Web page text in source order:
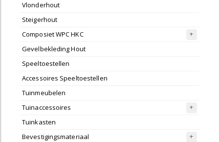
Vlonderhout
Steigerhout
Composiet WPC HKC
Gevelbekleding Hout
Speeltoestellen
Accessoires Speeltoestellen
Tuinmeubelen
Tuinaccessoires
Tuinkasten
Bevestigingsmateriaal